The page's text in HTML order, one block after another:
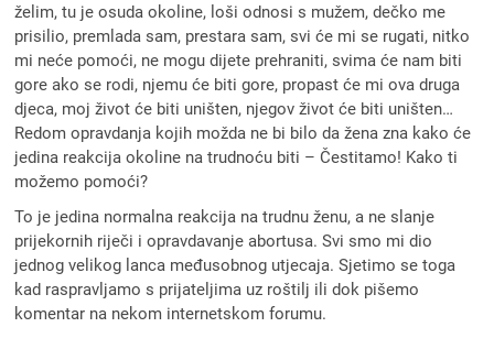
želim, tu je osuda okoline, loši odnosi s mužem, dečko me
prisilio, premlada sam, prestara sam, svi će mi se rugati, nitko
mi neće pomoći, ne mogu dijete prehraniti, svima će nam biti
gore ako se rodi, njemu će biti gore, propast će mi ova druga
djeca, moj život će biti uništen, njegov život će biti uništen…
Redom opravdanja kojih možda ne bi bilo da žena zna kako će
jedina reakcija okoline na trudnoću biti – Čestitamo! Kako ti
možemo pomoći?
To je jedina normalna reakcija na trudnu ženu, a ne slanje
prijekornih riječi i opravdavanje abortusa. Svi smo mi dio
jednog velikog lanca međusobnog utjecaja. Sjetimo se toga
kad raspravljamo s prijateljima uz roštilj ili dok pišemo
komentar na nekom internetskom forumu.